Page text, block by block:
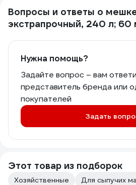
Вопросы и ответы о
экстрапрочный, 240 л;
Нужна помощь?
Задайте вопрос – вам
представитель бренда или
покупателей
Задать
Этот товар из подборок
Хозяйственные
Для сыпучих